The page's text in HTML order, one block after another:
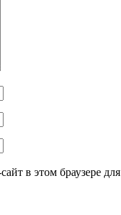
в этом браузере